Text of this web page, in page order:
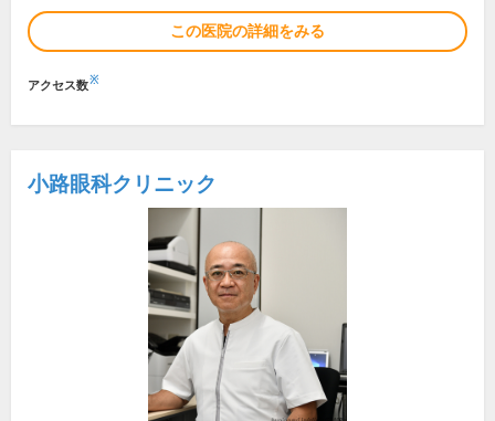
この医院の詳細をみる
アクセス数※
小路眼科クリニック